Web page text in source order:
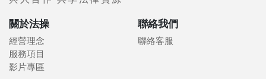
關於法操
經營理念
服務項目
影片專區
聯絡我們
聯絡客服